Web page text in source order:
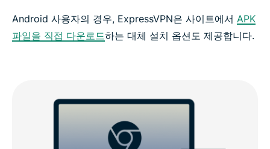
Android 사용자의 경우, ExpressVPN은 사이트에서 APK
파일을 직접 다운로드하는 대체 설치 옵션도 제공합니다.